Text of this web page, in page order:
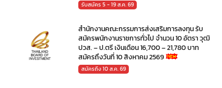
รับสมัคร 5 - 19 ส.ค. 69
สำนักงานคณะกรรมการส่งเสริมการลงทุน รับ
สมัครพนักงานราชการทั่วไป จำนวน 10 อัตรา วุฒิ
ปวส. – ป.ตรี เงินเดือน 16,700 – 21,780 บาท
สมัครถึงวันที่ 10 สิงหาคม 2569
สมัครถึง 10 ส.ค. 69